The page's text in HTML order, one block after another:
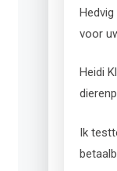
voor
Heidi
Ik